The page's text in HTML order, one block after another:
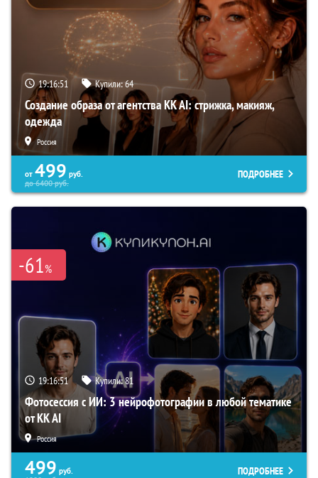
19:16:50 Купили:64
Создание образа от агентства KK AI: стрижка, макияж,
одежда
Россия
от 499 руб.
до6400руб.
ПОДРОБНЕЕ
-61%
19:16:50 Купили:81
Фотосессия с ИИ: 3 нейрофотографии в любой тематике
от KK AI
Россия
499 руб.
ПОДРОБНЕЕ